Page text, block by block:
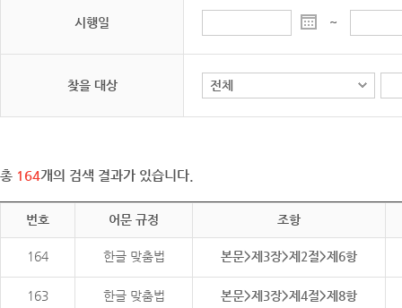
시행일 ~
찾을 대상
총 164개의 검색 결과가 있습니다.
번호 어문 규정 조항
164 한글 맞춤법 본문>제3장>제2절>제6항
163 한글 맞춤법 본문>제3장>제4절>제8항